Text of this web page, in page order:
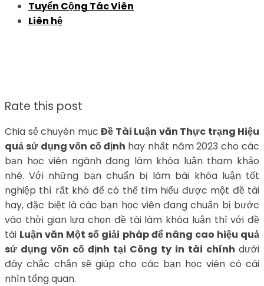
Tuyển Cộng Tác Viên
Liên hệ
Rate this post
Chia sẻ chuyên mục Đề Tài Luận văn Thực trạng Hiệu
quả sử dụng vốn cố định hay nhất năm 2023 cho các
bạn học viên ngành đang làm khóa luận tham khảo
nhé. Với những bạn chuẩn bị làm bài khóa luận tốt
nghiệp thì rất khó để có thể tìm hiểu được một đề tài
hay, đặc biệt là các bạn học viên đang chuẩn bị bước
vào thời gian lựa chọn đề tài làm khóa luận thì với đề
tài Luận văn Một số giải pháp để nâng cao hiệu quả
sử dụng vốn cố định tại Công ty in tài chính dưới
đây chắc chắn sẽ giúp cho các bạn học viên có cái
nhìn tổng quan.